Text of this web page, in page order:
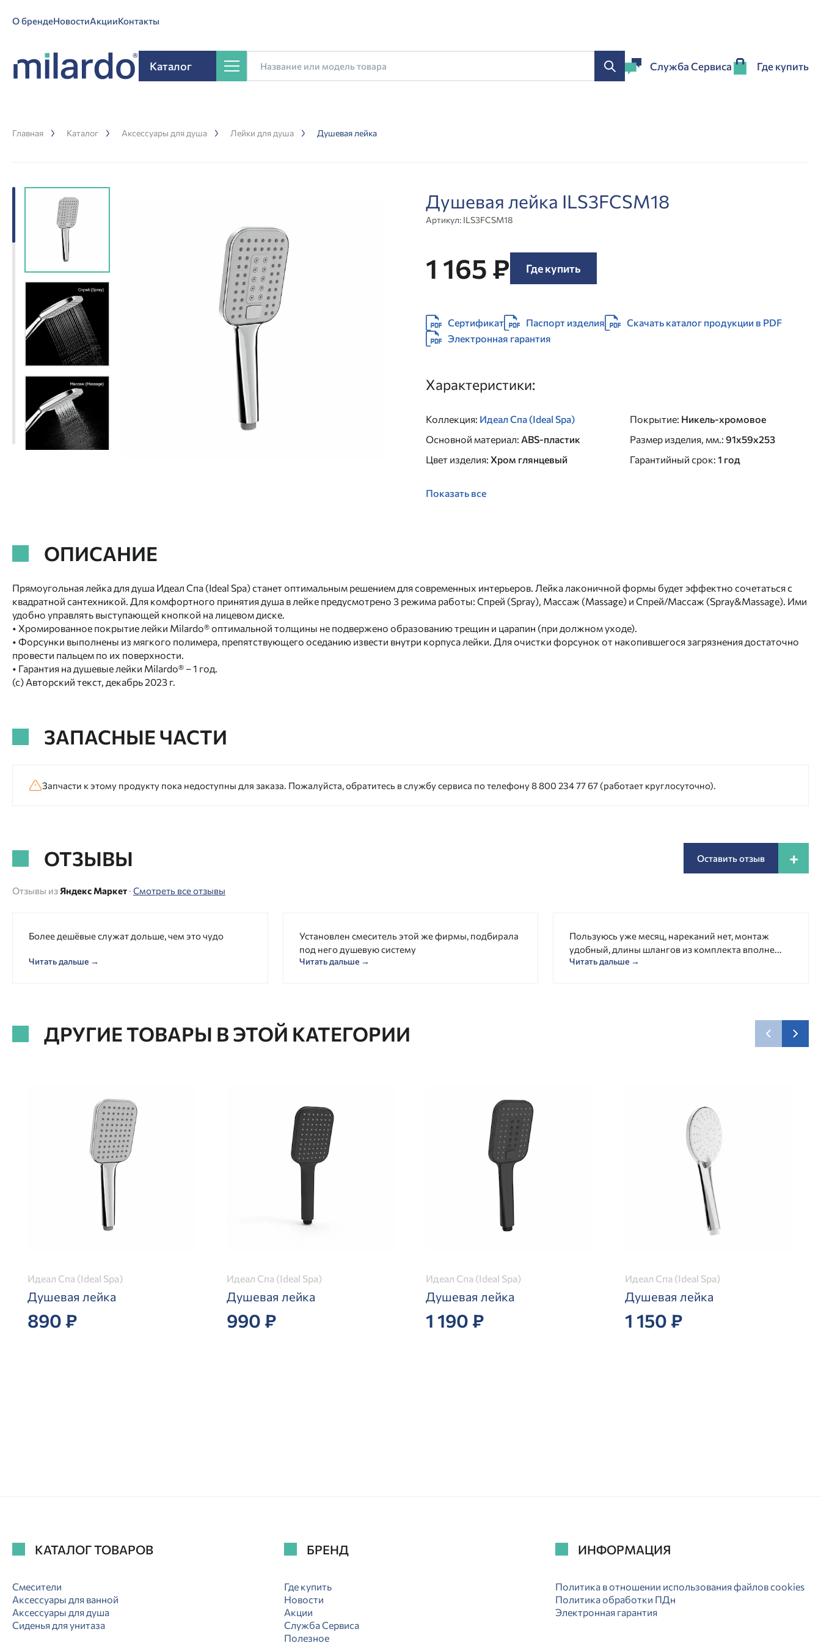
О брендеНовостиАкцииКонтакты
Каталог Служба Сервиса Где купить
Главная Каталог Аксессуары для душа Лейки для душа Душевая лейка
Душевая лейка ILS3FCSM18
Артикул: ILS3FCSM18
1 165 ₽ Где купить
Сертификат Паспорт изделия
Скачать каталог продукции в PDF
Электронная гарантия
Характеристики:
Коллекция: Идеал Спа (Ideal Spa)
Основной материал: ABS-пластик
Цвет изделия: Хром глянцевый
Покрытие: Никель-хромовое
Размер изделия, мм.: 91x59x253
Гарантийный срок: 1 год
Показать все
ОПИСАНИЕ
Прямоугольная лейка для душа Идеал Спа (Ideal Spa) станет оптимальным решением для современных интерьеров. Лейка лаконичной формы будет эффектно сочетаться с
квадратной сантехникой. Для комфортного принятия душа в лейке предусмотрено 3 режима работы: Спрей (Spray), Массаж (Massage) и Спрей/Массаж (Spray&Massage). Ими
удобно управлять выступающей кнопкой на лицевом диске.
• Хромированное покрытие лейки Milardo® оптимальной толщины не подвержено образованию трещин и царапин (при должном уходе).
• Форсунки выполнены из мягкого полимера, препятствующего оседанию извести внутри корпуса лейки. Для очистки форсунок от накопившегося загрязнения достаточно
провести пальцем по их поверхности.
• Гарантия на душевые лейки Milardo® – 1 год.
(с) Авторский текст, декабрь 2023 г.
ЗАПАСНЫЕ ЧАСТИ
Запчасти к этому продукту пока недоступны для заказа. Пожалуйста, обратитесь в службу сервиса по телефону 8 800 234 77 67 (работает круглосуточно).
ОТЗЫВЫ Оставить отзыв +
Отзывы из Яндекс Маркет · Смотреть все отзывы
Более дешёвые служат дольше, чем это чудо
Читать дальше →
Установлен смеситель этой же фирмы, подбирала
под него душевую систему
Читать дальше →
Пользуюсь уже месяц, нареканий нет, монтаж
удобный, длины шлангов из комплекта вполне...
Читать дальше →
ДРУГИЕ ТОВАРЫ В ЭТОЙ КАТЕГОРИИ
Идеал Спа (Ideal Spa)
Душевая лейка
890 ₽
Идеал Спа (Ideal Spa)
Душевая лейка
990 ₽
Идеал Спа (Ideal Spa)
Душевая лейка
1 190 ₽
Идеал Спа (Ideal Spa)
Душевая лейка
1 150 ₽
КАТАЛОГ ТОВАРОВ
Смесители
Аксессуары для ванной
Аксессуары для душа
Сиденья для унитаза
БРЕНД
Где купить
Новости
Акции
Служба Сервиса
Полезное
ИНФОРМАЦИЯ
Политика в отношении использования файлов cookies
Политика обработки ПДн
Электронная гарантия